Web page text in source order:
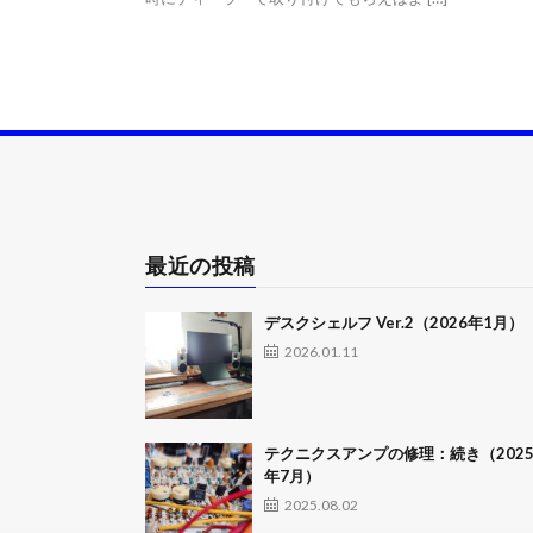
最近の投稿
デスクシェルフ Ver.2（2026年1月）
2026.01.11
テクニクスアンプの修理：続き（2025
年7月）
2025.08.02